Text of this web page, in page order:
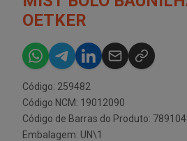
OETKER
Código: 259482
Código NCM: 19012090
Código de Barras do Produto:
Embalagem: UN\1